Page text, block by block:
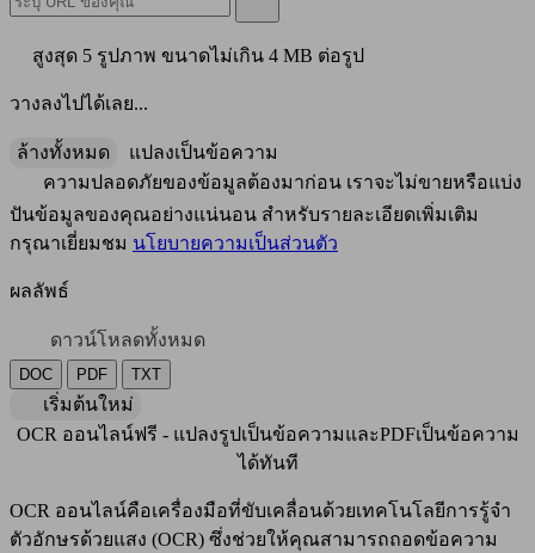
สูงสุด 5 รูปภาพ ขนาดไม่เกิน 4 MB ต่อรูป
วางลงไปได้เลย...
ล้างทั้งหมด
แปลงเป็นข้อความ
ความปลอดภัยของข้อมูลต้องมาก่อน เราจะไม่ขายหรือแบ่ง
ปันข้อมูลของคุณอย่างแน่นอน สำหรับรายละเอียดเพิ่มเติม
กรุณาเยี่ยมชม นโยบายความเป็นส่วนตัว
ผลลัพธ์
ดาวน์โหลดทั้งหมด
DOC PDF TXT
เริ่มต้นใหม่
OCR ออนไลน์ฟรี - แปลงรูปเป็นข้อความและPDFเป็นข้อความ
ได้ทันที
OCR ออนไลน์คือเครื่องมือที่ขับเคลื่อนด้วยเทคโนโลยีการรู้จำ
ตัวอักษรด้วยแสง (OCR) ซึ่งช่วยให้คุณสามารถถอดข้อความ